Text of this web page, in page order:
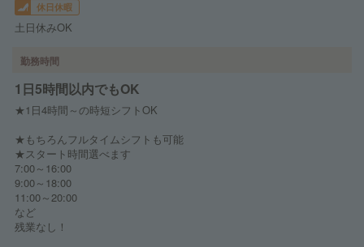
休日休暇
土日休みOK
勤務時間
1日5時間以内でもOK
★1日4時間～の時短シフトOK
★もちろんフルタイムシフトも可能
★スタート時間選べます
7:00～16:00
9:00～18:00
11:00～20:00
など
残業なし！